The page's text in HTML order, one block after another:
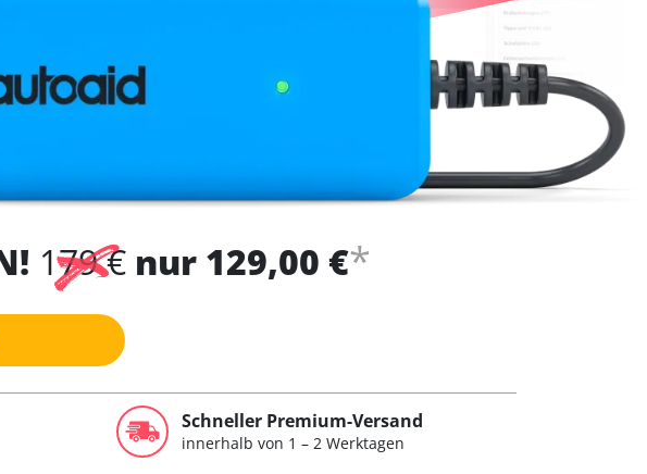
179 € nur 129,00 €*
Schneller Premium-Versand
innerhalb von 1 – 2 Werktagen